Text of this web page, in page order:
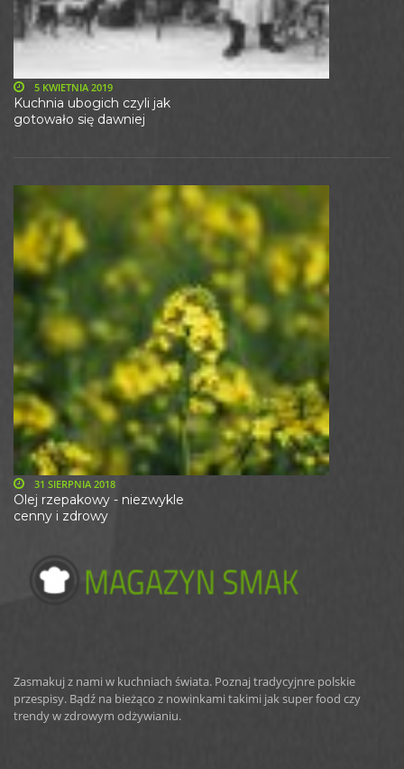
Kuchnia ubogich czyli jak
gotowało się dawniej
5 KWIETNIA 2019
Olej rzepakowy - niezwykle
cenny i zdrowy
31 SIERPNIA 2018
Zasmakuj z nami w kuchniach świata. Poznaj tradycyjnre polskie
przespisy. Bądź na bieżąco z nowinkami takimi jak super food czy
trendy w zdrowym odżywianiu.